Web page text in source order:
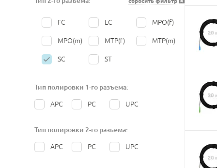
FC LC MPO(f)
MPO(m) MTP(f) MTP(m)
SC ST
Тип полировки 1-го разъема:
APC PC UPC
Тип полировки 2-го разьема:
APC PC UPC